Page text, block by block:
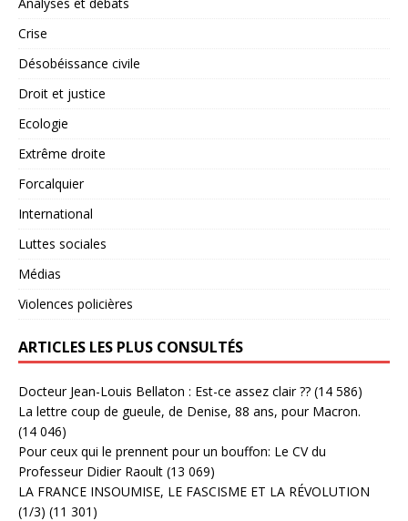
Crise
Désobéissance civile
Droit et justice
Ecologie
Extrême droite
Forcalquier
International
Luttes sociales
Médias
Violences policières
ARTICLES LES PLUS CONSULTÉS
Docteur Jean-Louis Bellaton : Est-ce assez clair ?? (14 586)
La lettre coup de gueule, de Denise, 88 ans, pour Macron.
(14 046)
Pour ceux qui le prennent pour un bouffon: Le CV du
Professeur Didier Raoult (13 069)
LA FRANCE INSOUMISE, LE FASCISME ET LA RÉVOLUTION
(1/3) (11 301)